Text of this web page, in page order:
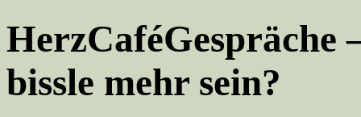
HerzCaféGespräche
bissle mehr sein?